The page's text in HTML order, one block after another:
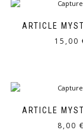
ARTICLE
15,00
ARTICLE
8,00 €